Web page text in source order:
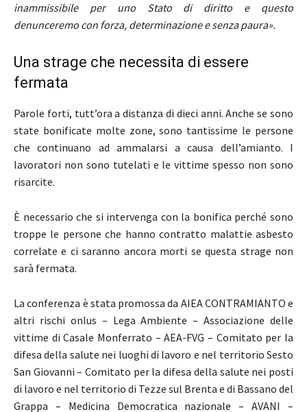
inammissibile per uno Stato di diritto e questo
denunceremo con forza, determinazione e senza paura».
Una strage che necessita di essere
fermata
Parole forti, tutt’ora a distanza di dieci anni. Anche se sono
state bonificate molte zone, sono tantissime le persone
che continuano ad ammalarsi a causa dell’amianto. I
lavoratori non sono tutelati e le vittime spesso non sono
risarcite.
È necessario che si intervenga con la bonifica perché sono
troppe le persone che hanno contratto malattie asbesto
correlate e ci saranno ancora morti se questa strage non
sarà fermata.
La conferenza è stata promossa da AIEA CONTRAMIANTO e
altri rischi onlus – Lega Ambiente – Associazione delle
vittime di Casale Monferrato – AEA-FVG – Comitato per la
difesa della salute nei luoghi di lavoro e nel territorio Sesto
San Giovanni – Comitato per la difesa della salute nei posti
di lavoro e nel territorio di Tezze sul Brenta e di Bassano del
Grappa – Medicina Democratica nazionale – AVANI –